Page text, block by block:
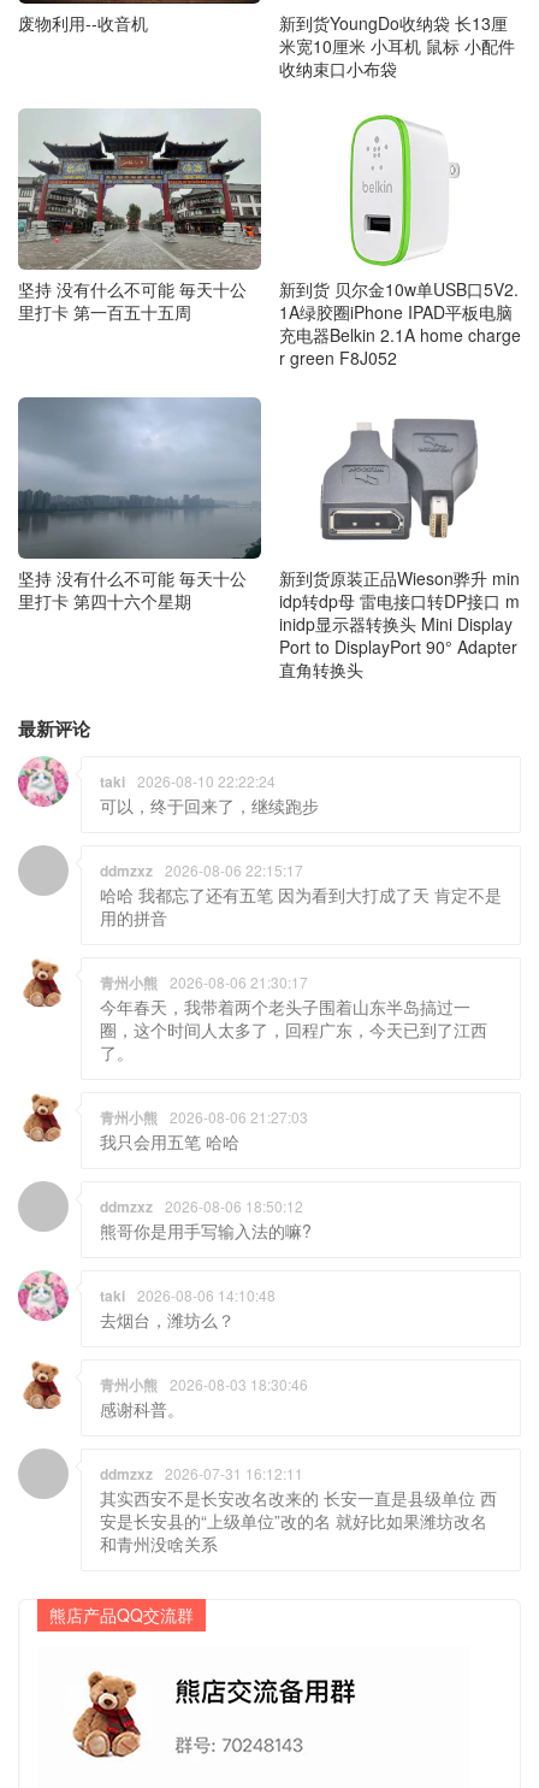
废物利用--收音机
新到货YoungDo收纳袋 长13厘
米宽10厘米 小耳机 鼠标 小配件
收纳束口小布袋
坚持 没有什么不可能 毎天十公
里打卡 第一百五十五周
新到货 贝尔金10w单USB口5V2.
1A绿胶圈iPhone IPAD平板电脑
充电器Belkin 2.1A home charge
r green F8J052
坚持 没有什么不可能 毎天十公
里打卡 第四十六个星期
新到货原装正品Wieson骅升 min
idp转dp母 雷电接口转DP接口 m
inidp显示器转换头 Mini Display
Port to DisplayPort 90° Adapter
直角转换头
最新评论
taki 2026-08-10 22:22:24
可以，终于回来了，继续跑步
ddmzxz 2026-08-06 22:15:17
哈哈 我都忘了还有五笔 因为看到大打成了天 肯定不是
用的拼音
青州小熊 2026-08-06 21:30:17
今年春天，我带着两个老头子围着山东半岛搞过一
圈，这个时间人太多了，回程广东，今天已到了江西
了。
青州小熊 2026-08-06 21:27:03
我只会用五笔 哈哈
ddmzxz 2026-08-06 18:50:12
熊哥你是用手写输入法的嘛?
taki 2026-08-06 14:10:48
去烟台，潍坊么？
青州小熊 2026-08-03 18:30:46
感谢科普。
ddmzxz 2026-07-31 16:12:11
其实西安不是长安改名改来的 长安一直是县级单位 西
安是长安县的“上级单位”改的名 就好比如果潍坊改名
和青州没啥关系
熊店产品QQ交流群